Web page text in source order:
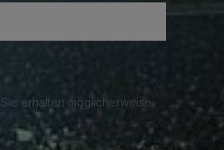
Sie erhalten möglicherweise